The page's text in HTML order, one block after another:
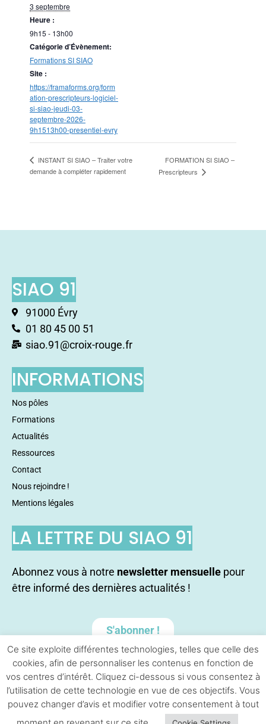
3 septembre
Heure :
9h15 - 13h00
Catégorie d’Évènement:
Formations SI SIAO
Site :
https://framaforms.org/form
ation-prescripteurs-logiciel-
si-siao-jeudi-03-
septembre-2026-
9h1513h00-presentiel-evry
INSTANT SI SIAO – Traiter votre
demande à compléter rapidement
FORMATION SI SIAO –
Prescripteurs
SIAO 91
91000 Évry
01 80 45 00 51
siao.91@croix-rouge.fr
INFORMATIONS
Nos pôles
Formations
Actualités
Ressources
Contact
Nous rejoindre !
Mentions légales
LA LETTRE DU SIAO 91
Abonnez vous à notre newsletter mensuelle pour
être informé des dernières actualités !
S'abonner !
Ce site exploite différentes technologies, telles que celle des
cookies, afin de personnaliser les contenus en fonction de
vos centres d’intérêt. Cliquez ci-dessous si vous consentez à
l’utilisation de cette technologie en vue de ces objectifs. Vous
pouvez changer d’avis et modifier votre consentement à tout